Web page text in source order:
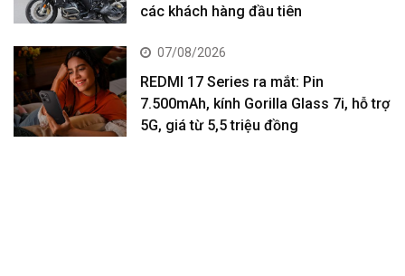
các khách hàng đầu tiên
07/08/2026
REDMI 17 Series ra mắt: Pin
7.500mAh, kính Gorilla Glass 7i, hỗ trợ
5G, giá từ 5,5 triệu đồng